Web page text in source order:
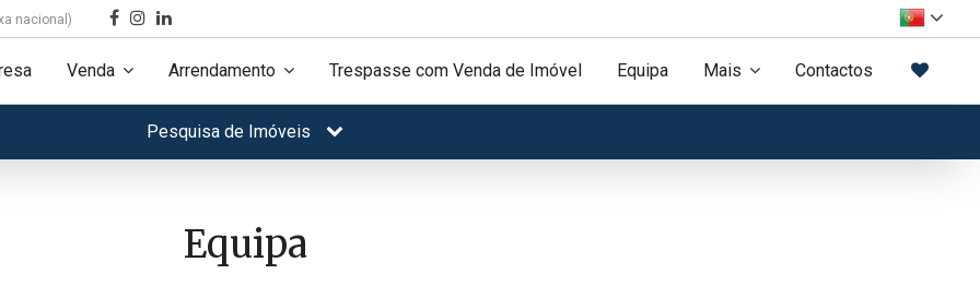
nacional)
Venda Arrendamento Trespasse com Venda de Imóvel Equipa Mais Contactos
Pesquisa de Imóveis
Equipa